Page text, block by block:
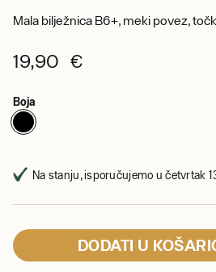
Mala bilježnica B6+, meki povez,
19,90 €
Boja
Na stanju, isporučujemo u četvrtak
DODATI U